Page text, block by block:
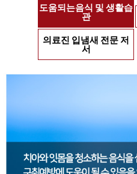
도움되는음식 및 생활습
관
의료진 입냄새 전문 저
서